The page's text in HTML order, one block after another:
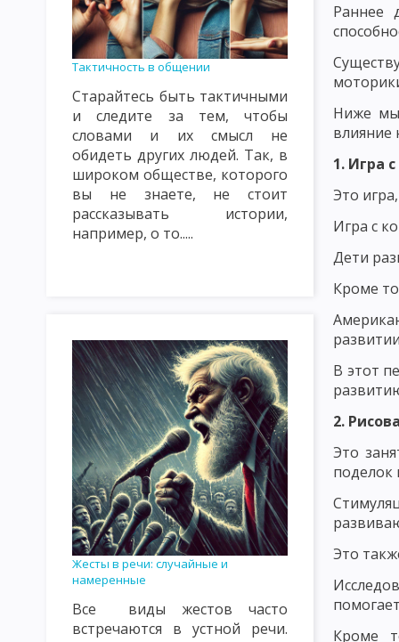
ПРИНЦИП МОТИВАЦИИ УЧЕБНО-ПОЗНАВАТЕЛЬНОЙ
ПРИНЦИП ПРОЧНОСТИ УСВОЕНИЯ ЗНАНИЙ, ФОРМИРОВАНИЯ
КЛАССИФИКАЦИЯ МЕТОДОВ ОБУЧЕНИЯ ПО БАБАНСКОМУ
ТРАДИЦИОННЫЕ МЕТОДЫ ОБУЧЕНИЯ. СЛОВЕСНЫЕ МЕТОДЫ
МЕТОД ЛЕКЦИЯ МЕТОД БЕСЕДА МЕТОД ДИСКУССИЯ
НАГЛЯДНЫЕ МЕТОДЫ ОБУЧЕНИЯ: ПОКАЗ, ИЛЛЮСТРИРОВАНИЕ
ПРАКТИЧЕСКИЕ МЕТОДЫ ОБУЧЕНИЯ: ЛАБОРАТОРНЫЕ
МЕТОДЫ КОНТРОЛЯ И САМОКОНТРОЛЯ В ОБУЧЕНИИ.
ИМИТАЦИОННЫЕ МЕТОДЫ ОБУЧЕНИЯ. МЕТОД ИНСЦЕНИРОВКИ
ИМИТАЦИОННЫЕ НЕ ИГРОВЫЕ МЕТОДЫ ОБУЧЕНИЯ. АНАЛИЗ
МЕТОДИКА РЕШЕНИЯ СИТУАЦИОННЫХ ЗАДАЧ МЕТОД
МОЗГОВАЯ АТАКА (БРЕЙНСТОРМИНГ) МЕТОД КРУГЛОГО
ИНТЕЛЛЕКТУАЛЬНАЯ РАЗМИНКА, СОКРАТИЧНАЯ БЕСЕДА КАК
КЛАССИФИКАЦИЯ ФОРМ ОРГАНИЗАЦИИ ОБУЧЕНИЯ УРОК:
КЛАССИФИКАЦИЯ УРОКОВ. ТИПЫ УРОКОВ. ВИДЫ УРОКОВ
ВИДЫ, ФОРМЫ И МЕТОДЫ КОНТРОЛЯ И ОЦЕНКИ
СОДЕРЖАНИЕ ПЕДАГОГИЧЕСКОГО ПОНЯТИЯ «ВОСПИТАНИЕ»
ОБЪЕКТЫ ВОСПИТАТЕЛЬНОГО ВОЗДЕЙСТВИЯ: СОЗНАНИЕ,
Тактичность в общении
Старайтесь быть тактичными
и следите за тем, чтобы
словами и их смысл не
обидеть других людей. Так, в
широком обществе, которого
вы не знаете, не стоит
рассказывать истории,
например, о то.....
Жесты в речи: случайные и
намеренные
Все виды жестов часто
встречаются в устной речи.
Раннее
Ниже мы
влияние
1. Игра
Это
Игра с
Дети
Кроме
В этот
2.
Это
поделок
Это
Кроме